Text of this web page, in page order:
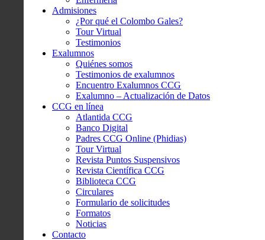
Admisiones
¿Por qué el Colombo Gales?
Tour Virtual
Testimonios
Exalumnos
Quiénes somos
Testimonios de exalumnos
Encuentro Exalumnos CCG
Exalumno – Actualización de Datos
CCG en línea
Atlantida CCG
Banco Digital
Padres CCG Online (Phidias)
Tour Virtual
Revista Puntos Suspensivos
Revista Científica CCG
Biblioteca CCG
Circulares
Formulario de solicitudes
Formatos
Noticias
Contacto